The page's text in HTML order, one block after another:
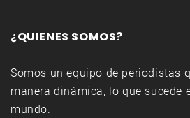
¿QUIENES SOMOS?
Somos un equipo de periodistas
manera dinámica, lo que sucede
mundo.